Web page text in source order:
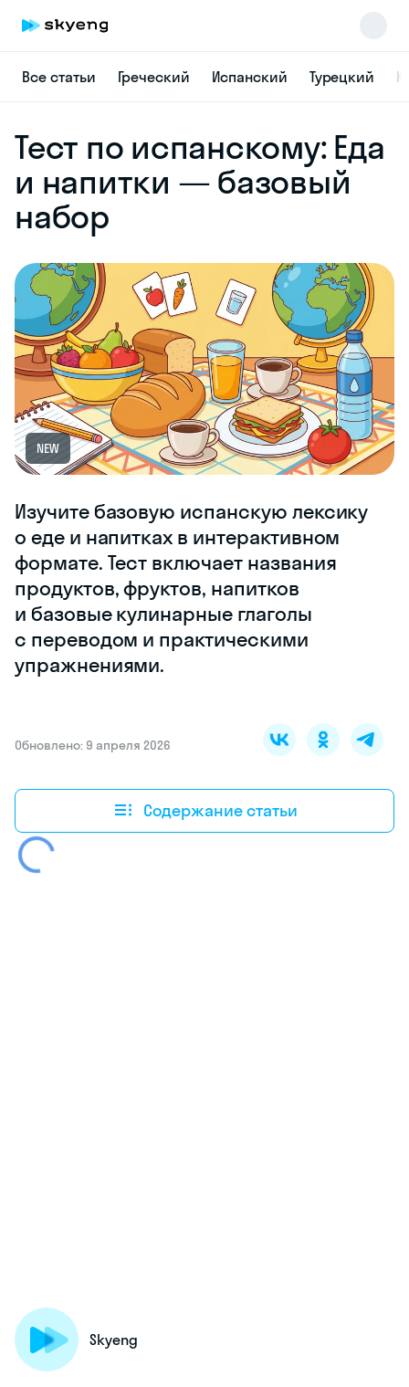
Все статьи Греческий Испанский Турецкий
Тест по испанскому: Еда
и напитки — базовый
набор
NEW
Изучите базовую испанскую лексику
о еде и напитках в интерактивном
формате. Тест включает названия
продуктов, фруктов, напитков
и базовые кулинарные глаголы
с переводом и практическими
упражнениями.
Обновлено: 9 апреля 2026
Содержание статьи
Skyeng
online